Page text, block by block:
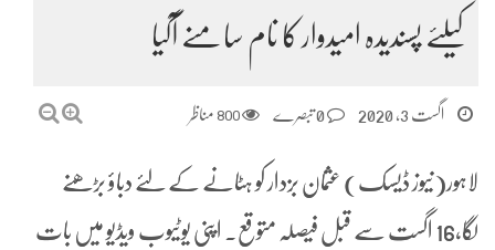
کیلئے پسندیدہ امیدوار کا نام سامنے آگیا
اگست 3, 2020 800 مناظر
لاہور(نیوز ڈیسک) عثمان بزدار کو ہٹانے کے لئے دباؤ بڑھنے
لگا،16 اگست سے قبل فیصلہ متوقع۔ اپنی یوٹیوب ویڈیو میں بات